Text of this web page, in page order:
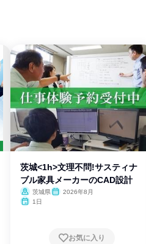
茨城<1h>文理不問!サスティナ
ブル家具メーカーのCAD設計
茨城県
2026年8月
1日
お気に入り